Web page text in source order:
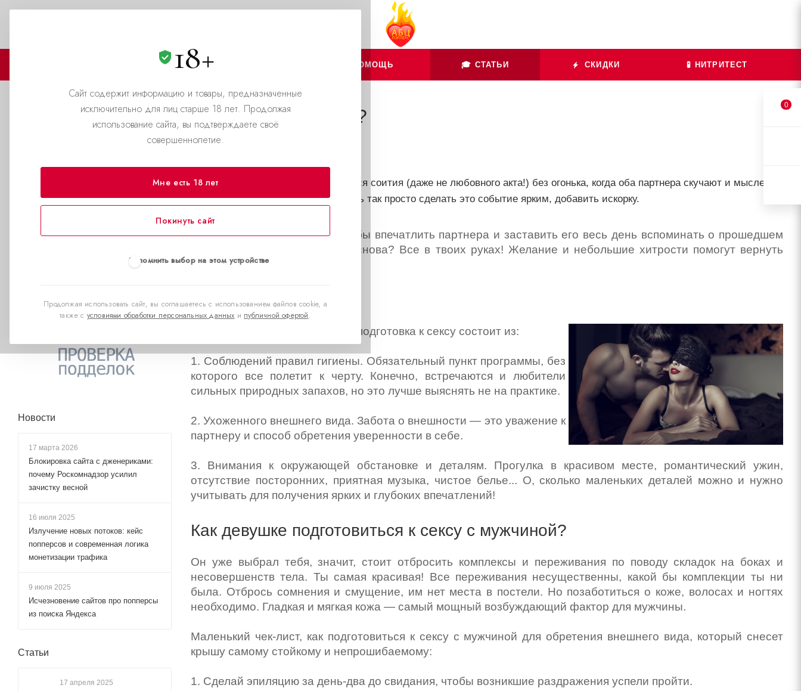
18+
Сайт содержит информацию и товары, предназначенные
исключительно для лиц старше 18 лет. Продолжая
использование сайта, вы подтверждаете своё
совершеннолетие.
Мне есть 18 лет
Покинуть сайт
Запомнить выбор на этом устройстве
Продолжая использовать сайт, вы соглашаетесь с использованием файлов cookie, а
также с условиями обработки персональных данных и публичной офертой.
🛒 КАТАЛОГ 👨🏻‍💻 ПОМОЩЬ 🎓 СТАТЬИ СКИДКИ 🧪 НИТРИТЕСТ
Как подготовиться к сексу с мужчиной?
Как подготовиться к сексу с мужчиной?
Нет ничего хуже вялого, приевшегося соития (даже не любовного акта!) без огонька, когда оба партнера скучают и мысленно
планируют завтрашний день. А ведь так просто сделать это событие ярким, добавить искорку.
Как подготовиться к сексу, чтобы впечатлить партнера и заставить его весь день вспоминать о прошедшем
вечере, мечтая испытать все снова? Все в твоих руках! Желание и небольшие хитрости помогут вернуть
страсть.
Подготовка к сексу
Ничего сложного. Правильная подготовка к сексу состоит из:
1. Соблюдений правил гигиены. Обязательный пункт программы, без
которого все полетит к черту. Конечно, встречаются и любители
сильных природных запахов, но это лучше выяснять не на практике.
2. Ухоженного внешнего вида. Забота о внешности — это уважение к
партнеру и способ обретения уверенности в себе.
3. Внимания к окружающей обстановке и деталям. Прогулка в красивом месте, романтический ужин,
отсутствие посторонних, приятная музыка, чистое белье... О, сколько маленьких деталей можно и нужно
учитывать для получения ярких и глубоких впечатлений!
Как девушке подготовиться к сексу с мужчиной?
Он уже выбрал тебя, значит, стоит отбросить комплексы и переживания по поводу складок на боках и
несовершенств тела. Ты самая красивая! Все переживания несущественны, какой бы комплекции ты ни
была. Отбрось сомнения и смущение, им нет места в постели. Но позаботиться о коже, волосах и ногтях
необходимо. Гладкая и мягкая кожа — самый мощный возбуждающий фактор для мужчины.
Маленький чек-лист, как подготовиться к сексу с мужчиной для обретения внешнего вида, который снесет
крышу самому стойкому и непрошибаемому:
1. Сделай эпиляцию за день-два до свидания, чтобы возникшие раздражения успели пройти.
Новости
17 марта 2026
Блокировка сайта с дженериками:
почему Роскомнадзор усилил
зачистку весной
16 июля 2025
Излучение новых потоков: кейс
попперсов и современная логика
монетизации трафика
9 июля 2025
Исчезновение сайтов про попперсы
из поиска Яндекса
Статьи
17 апреля 2025
0